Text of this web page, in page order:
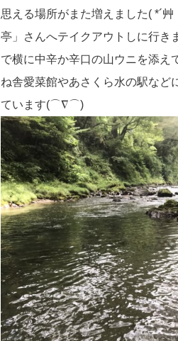
思える場所がまた増えました( *´
亭」さんへテイクアウトしに行き
で横に中辛か辛口の山ウニを添え
ね舎愛菜館やあさくら水の駅など
ています(⌒∇⌒)